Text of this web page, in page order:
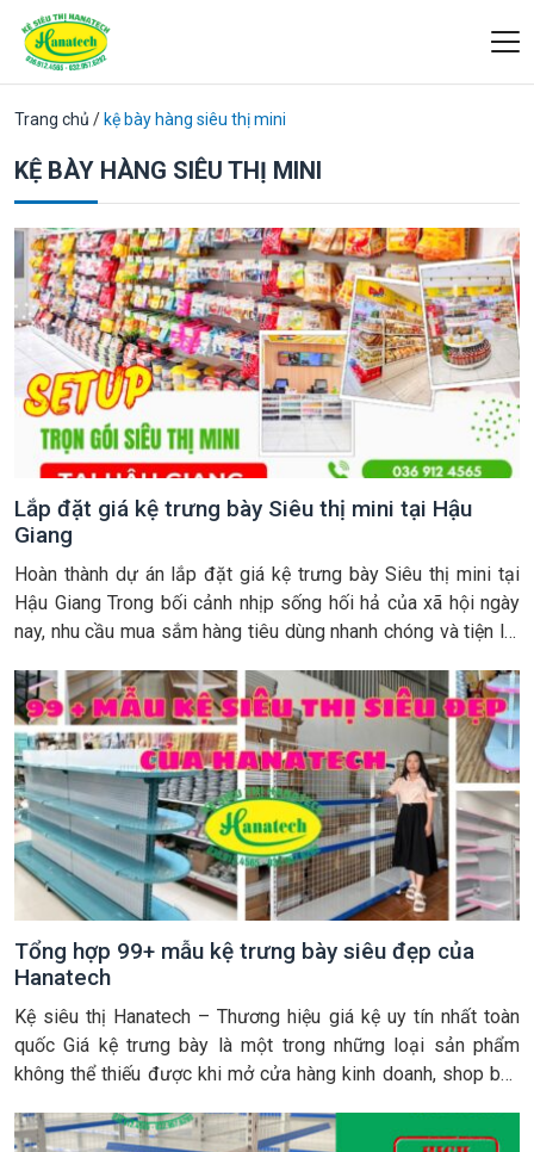
Trang chủ / kệ bày hàng siêu thị mini
KỆ BÀY HÀNG SIÊU THỊ MINI
Lắp đặt giá kệ trưng bày Siêu thị mini tại Hậu
Giang
Hoàn thành dự án lắp đặt giá kệ trưng bày Siêu thị mini tại
Hậu Giang Trong bối cảnh nhịp sống hối hả của xã hội ngày
nay, nhu cầu mua sắm hàng tiêu dùng nhanh chóng và tiện lợi
[…]
Tổng hợp 99+ mẫu kệ trưng bày siêu đẹp của
Hanatech
Kệ siêu thị Hanatech – Thương hiệu giá kệ uy tín nhất toàn
quốc Giá kệ trưng bày là một trong những loại sản phẩm
không thể thiếu được khi mở cửa hàng kinh doanh, shop bán
tầm thương hiệu […]